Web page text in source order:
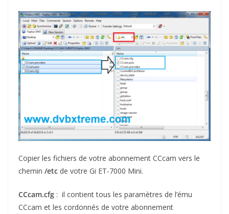
Copier les fichiers de votre abonnement CCcam vers le
chemin /etc de votre Gi ET-7000 Mini.
CCcam.cfg : il contient tous les paramètres de l’ému
CCcam et les cordonnés de votre abonnement